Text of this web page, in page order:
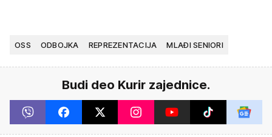
OSS ODBOJKA REPREZENTACIJA MLAĐI SENIORI
Budi deo Kurir zajednice.